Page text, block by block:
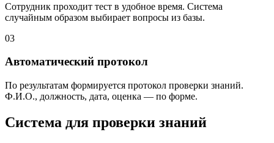
Сотрудник проходит тест в удобное время. Система
случайным образом выбирает вопросы из базы.
03
Автоматический протокол
По результатам формируется протокол проверки знаний.
Ф.И.О., должность, дата, оценка — по форме.
Система для проверки знаний